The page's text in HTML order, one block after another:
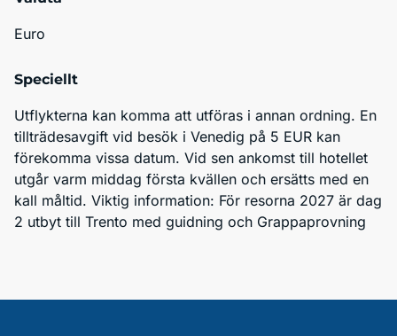
Euro
Speciellt
Utflykterna kan komma att utföras i annan ordning. En
tillträdesavgift vid besök i Venedig på 5 EUR kan
förekomma vissa datum. Vid sen ankomst till hotellet
utgår varm middag första kvällen och ersätts med en
kall måltid. Viktig information: För resorna 2027 är dag
2 utbyt till Trento med guidning och Grappaprovning